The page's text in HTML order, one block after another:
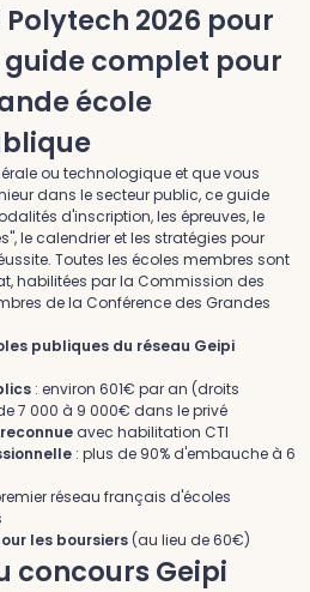
2026 pour
guide complet pour
école
ou technologique et que vous
dans le secteur public, ce guide
d'inscription, les épreuves, le
le calendrier et les stratégies pour
Toutes les écoles membres sont
habilitées par la Commission des
de la Conférence des Grandes
publiques du réseau Geipi
: environ 601€ par an (droits
7 000 à 9 000€ dans le privé
avec habilitation CTI
: plus de 90% d'embauche à 6
réseau français d'écoles
les boursiers (au lieu de 60€)
concours Geipi